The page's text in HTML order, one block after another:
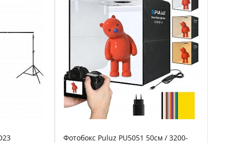
Фотобокс Puluz PU5051 50см / 3200-